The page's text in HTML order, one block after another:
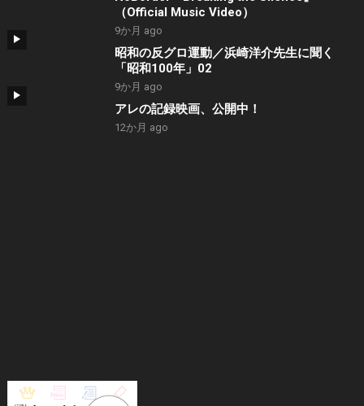
（Official Music Video）
9か月 ago
昭和の反グロ運動／浜崎洋介先生に聞く
「昭和100年」02
9か月 ago
アレの記録映画、公開中！
12か月 ago